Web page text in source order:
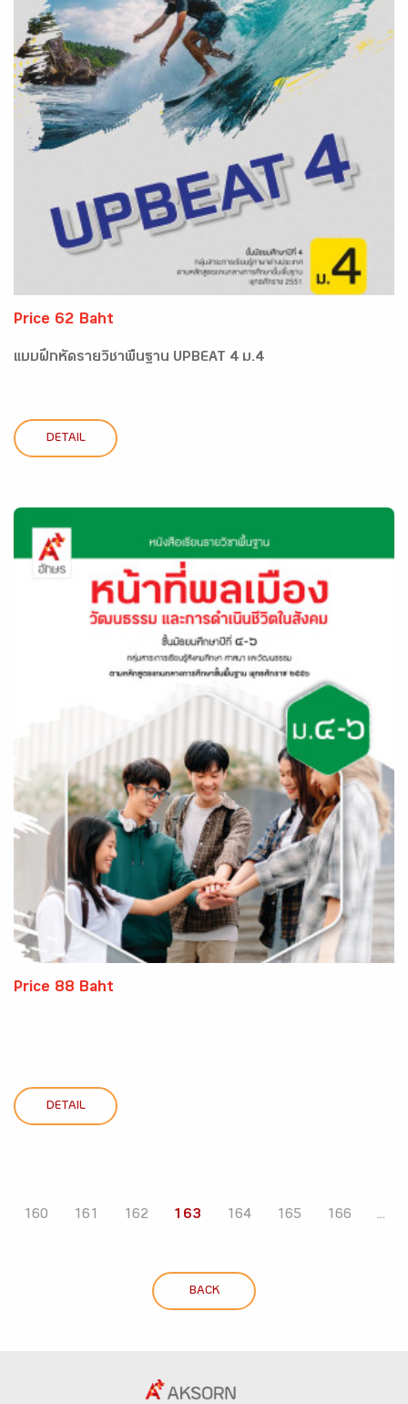
Price 62 Baht
แบบฝึกหัดรายวิชาพื้นฐาน UPBEAT 4 ม.4
DETAIL
Price 88 Baht
DETAIL
160 161 162 163 164 165 166 ...
BACK